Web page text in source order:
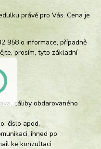
právě pro Vás. Cena je
958 o informace, případně
prosím, tyto základní
záliby obdarovaného
číslo apod.
ihned po
ke konzultaci